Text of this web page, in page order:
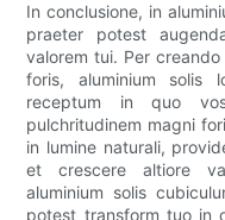
In conclusione, in
praeter potest
valorem tui. Per
foris, aluminium solis
receptum in quo
pulchritudinem magni
in lumine naturali,
et crescere altiore
aluminium solis
potest transform tuo in